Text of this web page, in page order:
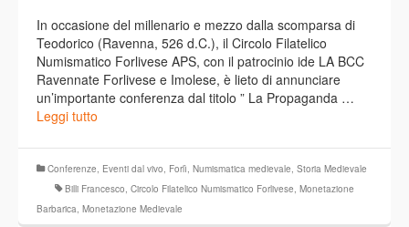
In occasione del millenario e mezzo dalla scomparsa di
Teodorico (Ravenna, 526 d.C.), il Circolo Filatelico
Numismatico Forlivese APS, con il patrocinio ide LA BCC
Ravennate Forlivese e Imolese, è lieto di annunciare
un’importante conferenza dal titolo ” La Propaganda …
Leggi tutto
Conferenze Eventi dal vivo Forlì Numismatica medievale Storia Medievale
Billi Francesco Circolo Filatelico Numismatico Forlivese Monetazione
Barbarica Monetazione Medievale